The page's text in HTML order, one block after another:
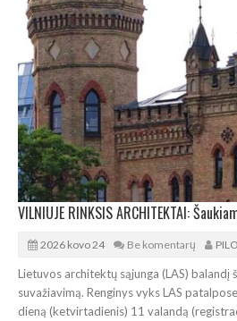
2026 kovo 24 Be komentarų
Lietuvos architektų sąjunga (LAS) balandį
suvažiavimą. Renginys vyks LAS
dieną (ketvirtadienis) 11 valandą